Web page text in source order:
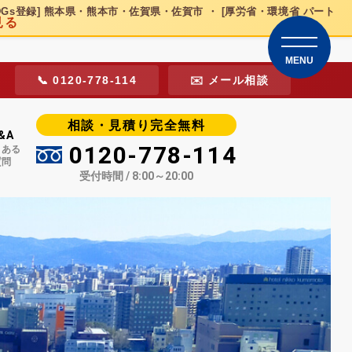
登録] 熊本県・熊本市・佐賀県・佐賀市 ・ [厚労省・環境省 パート
る
📞 0120-778-114 ✉️ メール相談
る
相談・見積り完全無料
0120-778-114
受付時間 / 8:00～20:00
MENU